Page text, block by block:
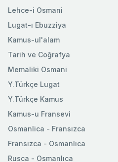
Lehce-i Osmani
Lugat-ı Ebuzziya
Kamus-ul'alam
Tarih ve Coğrafya
Memaliki Osmani
Y.Türkçe Lugat
Y.Türkçe Kamus
Kamus-u Fransevi
Osmanlica - Fransızca
Fransızca - Osmanlıca
Rusca - Osmanlıca